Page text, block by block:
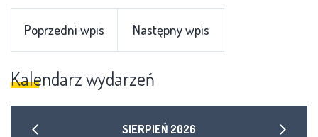
Poprzedni wpis Następny wpis
Kalendarz wydarzeń
SIERPIEŃ 2026